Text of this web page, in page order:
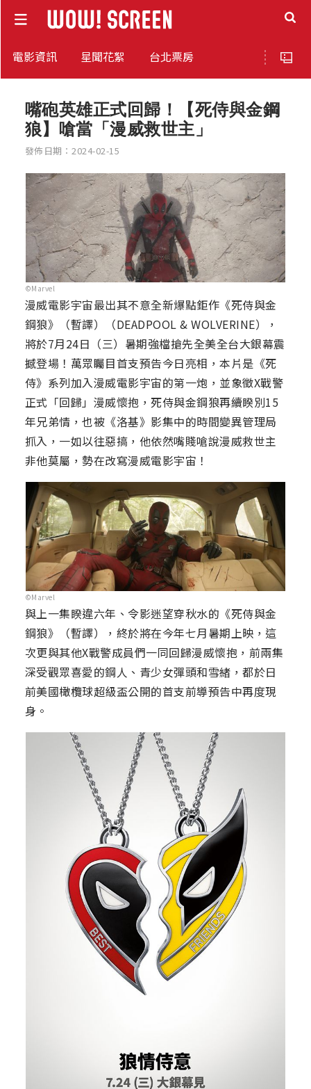
電影資訊 星聞花絮 台北票房
嘴砲英雄正式回歸！【死侍與金鋼
狼】嗆當「漫威救世主」
發佈日期：2024-02-15
©Marvel
漫威電影宇宙最出其不意全新爆點鉅作《死侍與金
鋼狼》（暫譯）（DEADPOOL & WOLVERINE），
將於7月24日（三）暑期強檔搶先全美全台大銀幕震
撼登場！萬眾矚目首支預告今日亮相，本片是《死
侍》系列加入漫威電影宇宙的第一炮，並象徵X戰警
正式「回歸」漫威懷抱，死侍與金鋼狼再續睽別15
年兄弟情，也被《洛基》影集中的時間變異管理局
抓入，一如以往惡搞，他依然嘴賤嗆說漫威救世主
非他莫屬，勢在改寫漫威電影宇宙！
©Marvel
與上一集睽違六年、令影迷望穿秋水的《死侍與金
鋼狼》（暫譯），終於將在今年七月暑期上映，這
次更與其他X戰警成員們一同回歸漫威懷抱，前兩集
深受觀眾喜愛的鋼人、青少女彈頭和雪緒，都於日
前美國橄欖球超級盃公開的首支前導預告中再度現
身。